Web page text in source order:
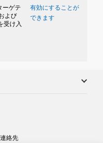
ーゲテ
よび
受け入
有効にすることが
できます
絡先